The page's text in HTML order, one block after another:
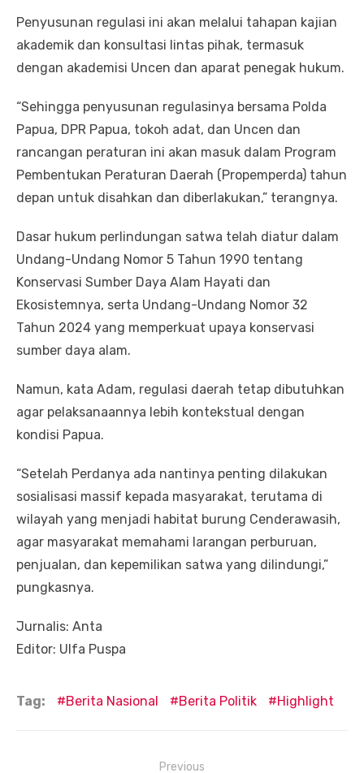
Penyusunan regulasi ini akan melalui tahapan kajian
akademik dan konsultasi lintas pihak, termasuk
dengan akademisi Uncen dan aparat penegak hukum.
“Sehingga penyusunan regulasinya bersama Polda
Papua, DPR Papua, tokoh adat, dan Uncen dan
rancangan peraturan ini akan masuk dalam Program
Pembentukan Peraturan Daerah (Propemperda) tahun
depan untuk disahkan dan diberlakukan,” terangnya.
Dasar hukum perlindungan satwa telah diatur dalam
Undang-Undang Nomor 5 Tahun 1990 tentang
Konservasi Sumber Daya Alam Hayati dan
Ekosistemnya, serta Undang-Undang Nomor 32
Tahun 2024 yang memperkuat upaya konservasi
sumber daya alam.
Namun, kata Adam, regulasi daerah tetap dibutuhkan
agar pelaksanaannya lebih kontekstual dengan
kondisi Papua.
“Setelah Perdanya ada nantinya penting dilakukan
sosialisasi massif kepada masyarakat, terutama di
wilayah yang menjadi habitat burung Cenderawasih,
agar masyarakat memahami larangan perburuan,
penjualan, dan kepemilikan satwa yang dilindungi,”
pungkasnya.
Jurnalis: Anta
Editor: Ulfa Puspa
Tag: Berita Nasional Berita Politik Highlight
Previous